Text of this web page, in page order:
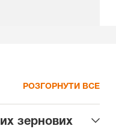
РОЗГОРНУТИ ВСЕ
зернових